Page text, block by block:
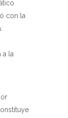
con la
a la